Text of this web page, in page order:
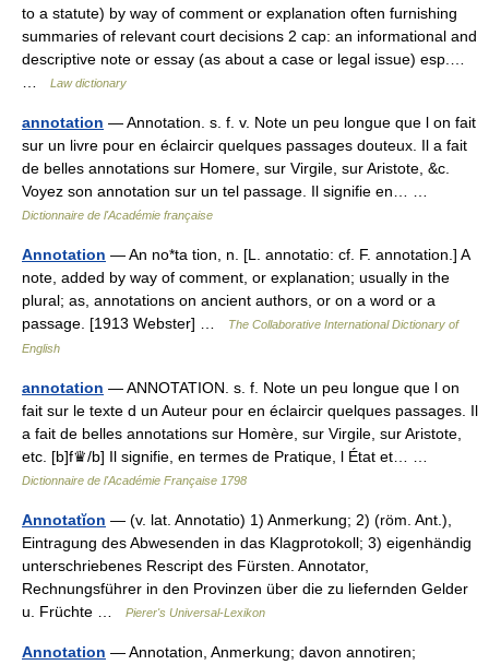
to a statute) by way of comment or explanation often furnishing
summaries of relevant court decisions 2 cap: an informational and
descriptive note or essay (as about a case or legal issue) esp.…
Law dictionary
annotation — Annotation. s. f. v. Note un peu longue que l on fait
sur un livre pour en éclaircir quelques passages douteux. Il a fait
de belles annotations sur Homere, sur Virgile, sur Aristote, &c.
Voyez son annotation sur un tel passage. Il signifie en… …
Dictionnaire de l'Académie française
Annotation — An no*ta tion, n. [L. annotatio: cf. F. annotation.] A
note, added by way of comment, or explanation; usually in the
plural; as, annotations on ancient authors, or on a word or a
passage. [1913 Webster] …
The Collaborative International Dictionary of
English
annotation — ANNOTATION. s. f. Note un peu longue que l on
fait sur le texte d un Auteur pour en éclaircir quelques passages. Il
a fait de belles annotations sur Homère, sur Virgile, sur Aristote,
etc. [b]f♛/b] Il signifie, en termes de Pratique, l État et… …
Dictionnaire de l'Académie Française 1798
Annotatĭon — (v. lat. Annotatio) 1) Anmerkung; 2) (röm. Ant.),
Eintragung des Abwesenden in das Klagprotokoll; 3) eigenhändig
unterschriebenes Rescript des Fürsten. Annotator,
Rechnungsführer in den Provinzen über die zu liefernden Gelder
u. Früchte …
Pierer's Universal-Lexikon
Annotation — Annotation, Anmerkung; davon annotiren;